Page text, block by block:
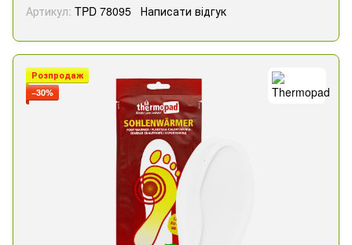
Артикул: TPD 78095 Написати відгук
Розпродаж
−30%